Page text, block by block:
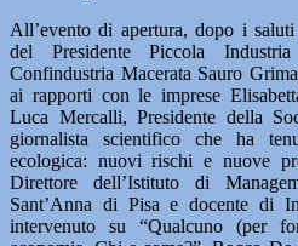
All’evento di apertura, dopo i
del Presidente Piccola
Confindustria Macerata Sauro
ai rapporti con le imprese
Luca Mercalli, Presidente della
giornalista scientifico che ha
ecologica: nuovi rischi e nuove
Direttore dell’Istituto di
Sant’Anna di Pisa e docente di
intervenuto su “Qualcuno (per